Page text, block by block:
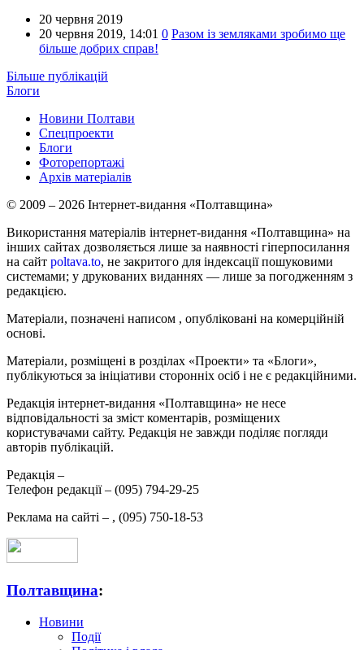
20 червня 2019
20 червня 2019, 14:01 0 Разом із земляками зробимо ще
більше добрих справ!
Більше публікацій
Блоги
Новини Полтави
Спецпроекти
Блоги
Фоторепортажі
Архів матеріалів
© 2009 – 2026 Інтернет-видання «Полтавщина»
Використання матеріалів інтернет-видання «Полтавщина» на
інших сайтах дозволяється лише за наявності гіперпосилання
на сайт poltava.to, не закритого для індексації пошуковими
системами; у друкованих виданнях — лише за погодженням з
редакцією.
Матеріали, позначені написом , опубліковані на комерційній
основі.
Матеріали, розміщені в розділах «Проекти» та «Блоги»,
публікуються за ініціативи сторонніх осіб і не є редакційними.
Редакція інтернет-видання «Полтавщина» не несе
відповідальності за зміст коментарів, розміщених
користувачами сайту. Редакція не завжди поділяє погляди
авторів публікацій.
Редакція –
Телефон редакції – (095) 794-29-25
Реклама на сайті – , (095) 750-18-53
Полтавщина:
Новини
Події